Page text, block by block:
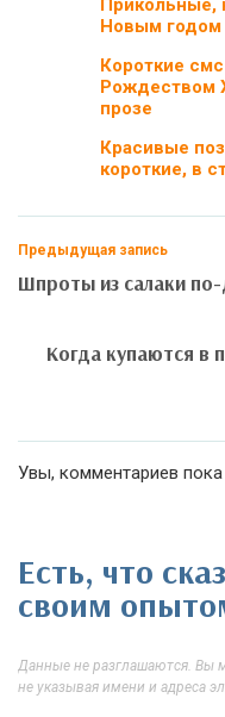
Прикольные,
Новым годом
Короткие
Рождеством
прозе
Красивые
короткие, в
Предыдущая запись
Шпроты из салаки
Когда купаются в
Увы, комментариев
Есть, что
своим
Данные не разглашаются. Вы
не указывая имени и адреса